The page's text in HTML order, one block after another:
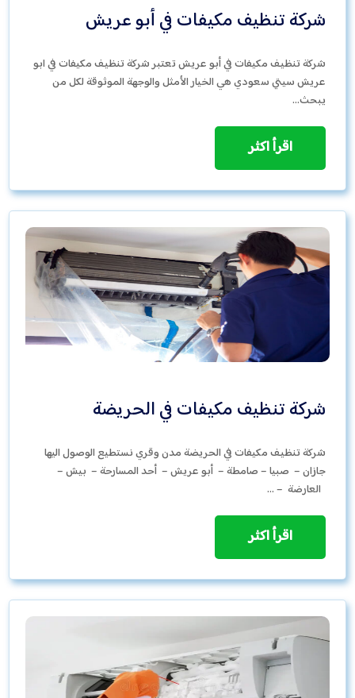
شركة تنظيف مكيفات في أبو عريش
شركة تنظيف مكيفات في أبو عريش تعتبر شركة تنظيف مكيفات في ابو
عريش سيتي سعودي هي الخيار الأمثل والوجهة الموثوقة لكل من
يبحث…
اقرأ اكثر
شركة تنظيف مكيفات في الحريضة
شركة تنظيف مكيفات في الحريضة مدن وقري نستطيع الوصول اليها
جازان – صبيا – صامطة – أبو عريش – أحد المسارحة – بيش –
العارضة – …
اقرأ اكثر